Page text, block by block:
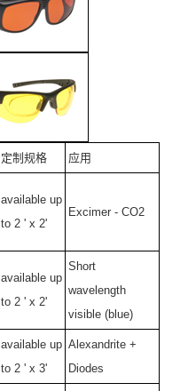
定制规格 应用
available up
to 2 ' x 2'
Excimer - CO2
available up
to 2 ' x 2'
Short
wavelength
visible (blue)
available up
to 2 ' x 3'
Alexandrite +
Diodes